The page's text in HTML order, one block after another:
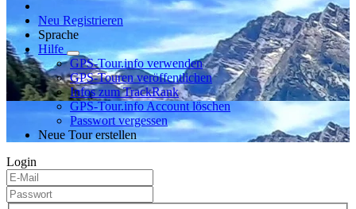
Neu Registrieren
Sprache
Hilfe
GPS-Tour.info verwenden
GPS-Touren veröffentlichen
Infos zum TrackRank
GPS-Tour.info Account löschen
Passwort vergessen
Neue Tour erstellen
Login